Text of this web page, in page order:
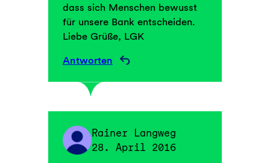
dass sich Menschen bewusst
für unsere Bank entscheiden.
Liebe Grüße, LGK
Antworten
Rainer Langweg
28. April 2016